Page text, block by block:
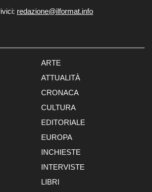
redazione@ilformat.info
ARTE
ATTUALITÀ
CRONACA
CULTURA
EDITORIALE
EUROPA
INCHIESTE
INTERVISTE
LIBRI